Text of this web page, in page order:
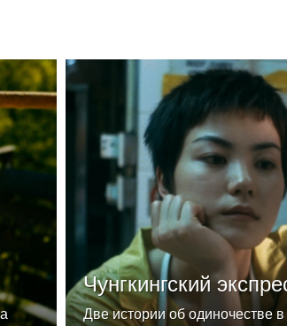
Чунгкингский
Две истории об одиночестве